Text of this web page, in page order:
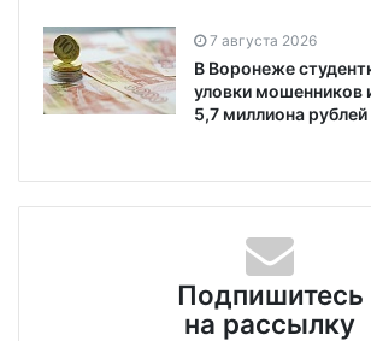
7 августа 2026
В Воронеже
уловки мошенников
5,7 миллиона рублей
Подпишитесь
на рассылку